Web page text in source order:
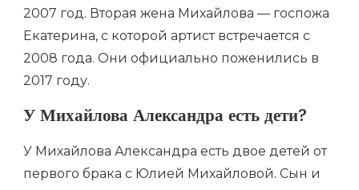
2007 год. Вторая жена Михайлова — госпожа
Екатерина, с которой артист встречается с
2008 года. Они официально поженились в
2017 году.
У Михайлова Александра есть дети?
У Михайлова Александра есть двое детей от
первого брака с Юлией Михайловой. Сын и